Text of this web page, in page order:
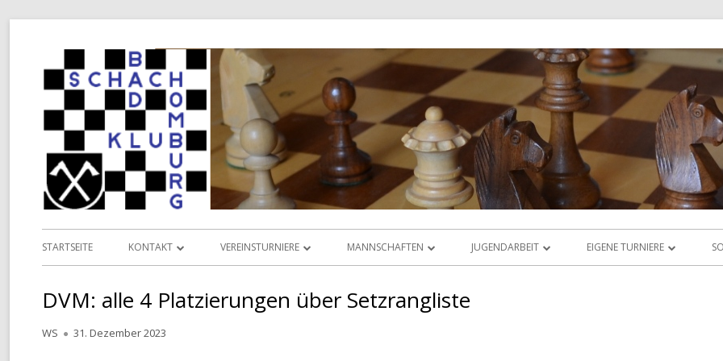
Primäres
STARTSEITE KONTAKT VEREINSTURNIERE
POKALMEISTERSCHAFT
MANNSCHAFTEN
DAS LIGAORAKEL
JUGENDARBEIT EIGENE TURNIERE
DVM: alle 4 Platzierungen über Setzrangliste
Autor
WS
Veröffentlicht
31. Dezember 2023